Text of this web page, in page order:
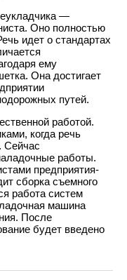
—
Оно полностью
идет о стандартах
ему
Она достигает
путей.
работой.
когда речь
Сейчас
работы.
предприятия-
сборка съемного
работа систем
машина
После
будет введено